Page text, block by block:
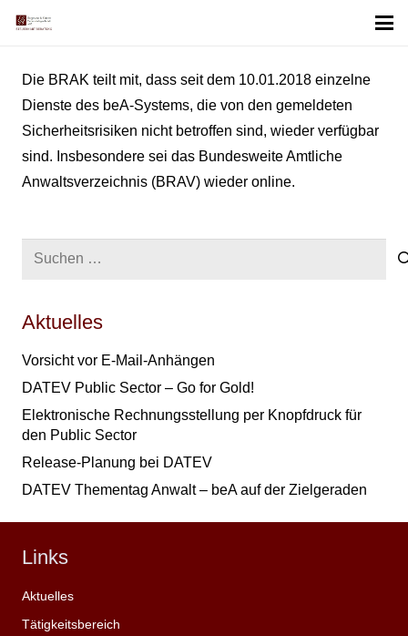
Die BRAK teilt mit, dass seit dem 10.01.2018 einzelne
Dienste des beA-Systems, die von den gemeldeten
Sicherheitsrisiken nicht betroffen sind, wieder verfügbar
sind. Insbesondere sei das Bundesweite Amtliche
Anwaltsverzeichnis (BRAV) wieder online.
Suchen
Aktuelles
Vorsicht vor E-Mail-Anhängen
DATEV Public Sector – Go for Gold!
Elektronische Rechnungsstellung per Knopfdruck für
den Public Sector
Release-Planung bei DATEV
DATEV Thementag Anwalt – beA auf der Zielgeraden
Links
Aktuelles
Tätigkeitsbereich